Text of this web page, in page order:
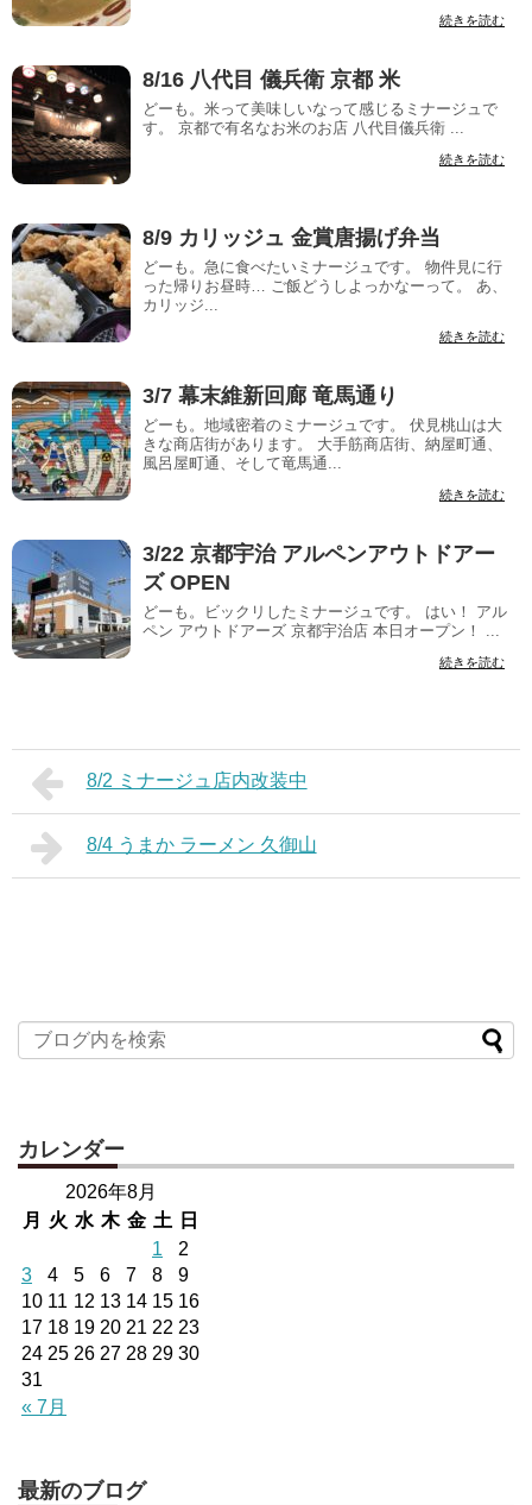
続きを読む
8/16 八代目 儀兵衛 京都 米
どーも。米って美味しいなって感じるミナージュで
す。 京都で有名なお米のお店 八代目儀兵衛 ...
続きを読む
8/9 カリッジュ 金賞唐揚げ弁当
どーも。急に食べたいミナージュです。 物件見に行
った帰りお昼時… ご飯どうしよっかなーって。 あ、
カリッジ...
続きを読む
3/7 幕末維新回廊 竜馬通り
どーも。地域密着のミナージュです。 伏見桃山は大
きな商店街があります。 大手筋商店街、納屋町通、
風呂屋町通、そして竜馬通...
続きを読む
3/22 京都宇治 アルペンアウトドアー
ズ OPEN
どーも。ビックリしたミナージュです。 はい！ アル
ペン アウトドアーズ 京都宇治店 本日オープン！ ...
続きを読む
8/2 ミナージュ店内改装中
8/4 うまか ラーメン 久御山
カレンダー
2026年8月
月
火 水 木 金 土 日
« 7月
1
2
3
4 5 6 7 8
9
10 11 12 13 14 15 16
17 18 19 20 21 22 23
24 25 26 27 28 29 30
31
最新のブログ